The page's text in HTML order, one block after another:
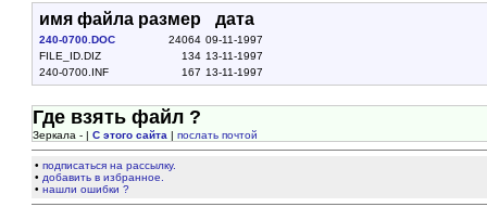
имя файла размер дата
240-0700.DOC 24064 09-11-1997
FILE_ID.DIZ
134 13-11-1997
240-0700.INF
167 13-11-1997
Где взять файл ?
Зеркала - |С этого сайта |послать почтой
•подписаться на рассылку.
• добавить в избранное.
•нашли ошибки ?